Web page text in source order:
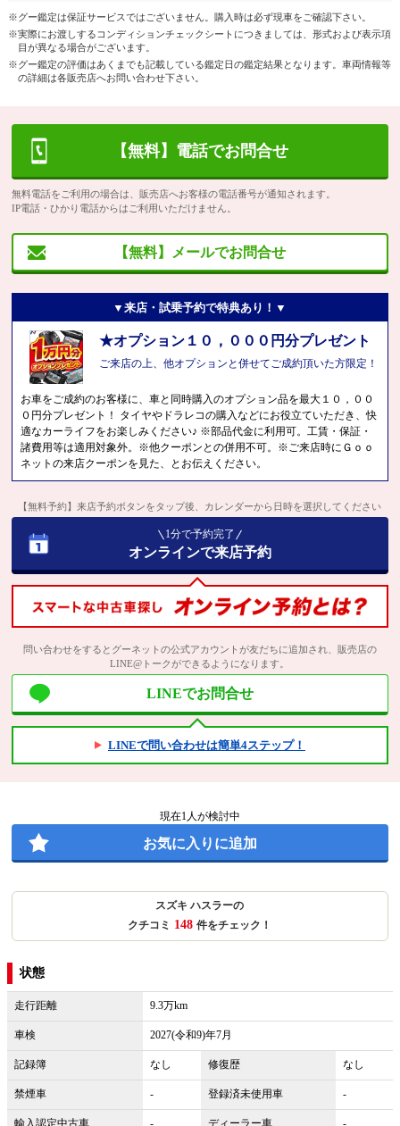
※グー鑑定は保証サービスではございません。購入時は必ず現車をご確認下さい。
※実際にお渡しするコンディションチェックシートにつきましては、形式および表示項
目が異なる場合がございます。
※グー鑑定の評価はあくまでも記載している鑑定日の鑑定結果となります。車両情報等
の詳細は各販売店へお問い合わせ下さい。
【無料】電話でお問合せ
無料電話をご利用の場合は、販売店へお客様の電話番号が通知されます。
IP電話・ひかり電話からはご利用いただけません。
【無料】メールでお問合せ
▼来店・試乗予約で特典あり！▼
★オプション１０，０００円分プレゼント
ご来店の上、他オプションと併せてご成約頂いた方限定！
お車をご成約のお客様に、車と同時購入のオプション品を最大１０，００
０円分プレゼント！ タイヤやドラレコの購入などにお役立ていただき、快
適なカーライフをお楽しみください♪ ※部品代金に利用可。工賃・保証・
諸費用等は適用対象外。※他クーポンとの併用不可。※ご来店時にＧｏｏ
ネットの来店クーポンを見た、とお伝えください。
【無料予約】来店予約ボタンをタップ後、カレンダーから日時を選択してください
1分で予約完了
オンラインで来店予約
問い合わせをするとグーネットの公式アカウントが友だちに追加され、販売店の
LINE@トークができるようになります。
LINEでお問合せ
LINEで問い合わせは簡単4ステップ！
現在1 人が検討中
お気に入りに追加
スズキ ハスラーの
クチコミ 148 件をチェック！
状態
走行距離 9.3万km
車検 2027(令和9)年7月
記録簿 なし 修復歴 なし
禁煙車 - 登録済未使用車 -
輸入認定中古車 - ディーラー車 -